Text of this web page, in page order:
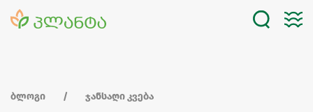
ბლოგი ჯანსაღი კვება